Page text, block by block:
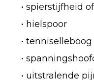
• spierstijfheid
• hielspoor
• tenniselleboog
•
• uitstralende